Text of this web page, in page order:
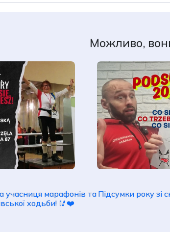
Можливо,
учасниця марафонів та
ходьби! 🥢❤️
Підсумки року зі